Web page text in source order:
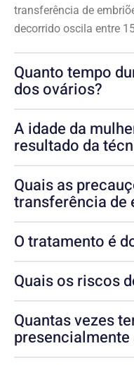
transferência de
decorrido oscila entre
Quanto tempo
dos ovários?
A idade da
resultado da
Quais as
transferência de
O tratamento é
Quais os riscos
Quantas vezes